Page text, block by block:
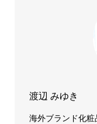
渡辺 みゆき
海外ブランド化